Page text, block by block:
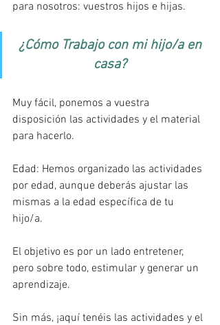
para nosotros: vuestros hijos e hijas.
¿Cómo Trabajo con mi hijo/a en
casa?
Muy fácil, ponemos a vuestra
disposición las actividades y el material
para hacerlo.
Edad: Hemos organizado las actividades
por edad, aunque deberás ajustar las
mismas a la edad específica de tu
hijo/a.
El objetivo es por un lado entretener,
pero sobre todo, estimular y generar un
aprendizaje.
Sin más, ¡aquí tenéis las actividades y el